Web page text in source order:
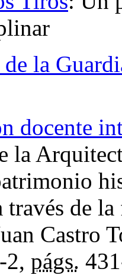
la
docente
la
través de
Castro
2, págs.